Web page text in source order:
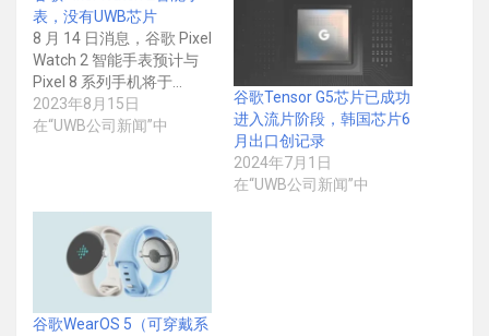
表，没有UWB芯片
8 月 14 日消息，谷歌 Pixel
Watch 2 智能手表预计与
Pixel 8 系列手机将于…
2023年8月15日
在“UWB公司新闻”中
谷歌Tensor G5芯片已成功
进入流片阶段，韩国芯片6
月出口创记录
2024年7月1日
在“UWB公司新闻”中
谷歌WearOS 5（可穿戴系